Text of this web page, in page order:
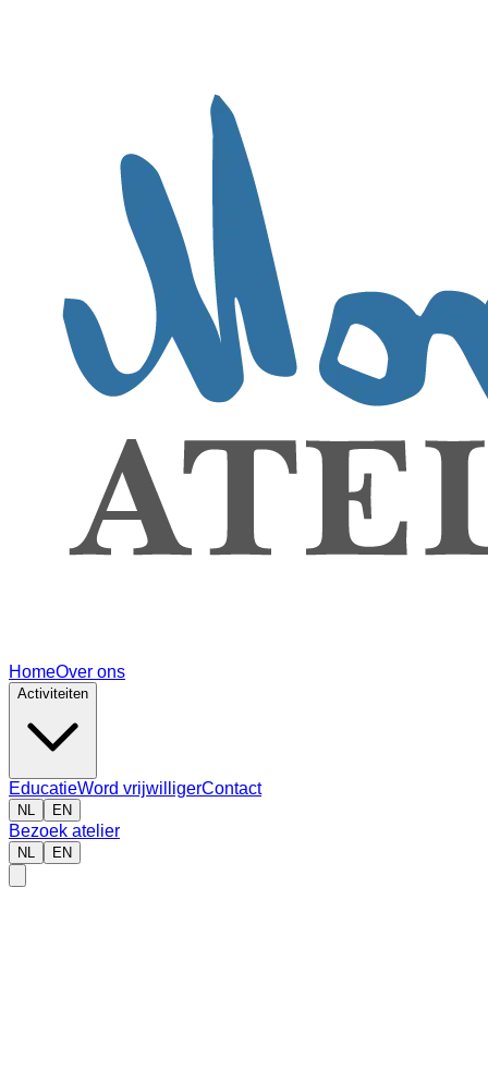
HomeOver ons
Activiteiten
EducatieWord vrijwilligerContact
NL EN
Bezoek atelier
NL EN